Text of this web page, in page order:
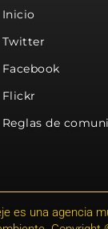
Inicio
Twitter
Facebook
Flickr
Reglas de
es una agencia